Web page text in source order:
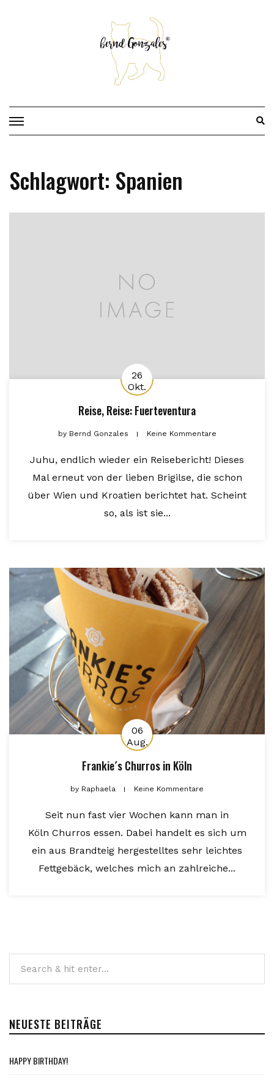
Schlagwort: Spanien
26
Okt.
Reise, Reise: Fuerteventura
byBernd Gonzales Keine Kommentare
Juhu, endlich wieder ein Reisebericht! Dieses
Mal erneut von der lieben Brigilse, die schon
über Wien und Kroatien berichtet hat. Scheint
so, als ist sie...
06
Aug.
Frankie´s Churros in Köln
by Raphaela Keine Kommentare
Seit nun fast vier Wochen kann man in
Köln Churros essen. Dabei handelt es sich um
ein aus Brandteig hergestelltes sehr leichtes
Fettgebäck, welches mich an zahlreiche...
NEUESTE BEITRÄGE
HAPPY BIRTHDAY!